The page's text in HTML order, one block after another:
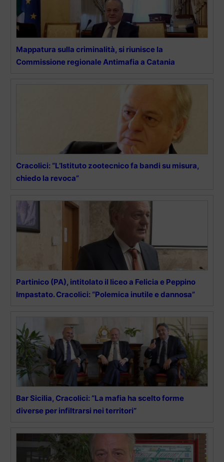
Mappatura sulla criminalità, si riunisce la
Commissione regionale Antimafia a Catania
Cracolici: “L’Istituto zootecnico fa bandi su misura,
chiedo la revoca”
Partinico (PA), intitolato il liceo a Felicia e Peppino
Impastato. Cracolici: “Polemica inutile e dannosa”
Bar Sicilia, Cracolici: “La mafia ha scelto forme
diverse per infiltrarsi nei territori”